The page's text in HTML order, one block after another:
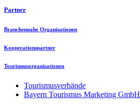
Partner
Branchennahe Organisationen
Kooperationspartner
Tourismusorganisationen
Tourismusverbände
Bayern Tourismus Marketing GmbH